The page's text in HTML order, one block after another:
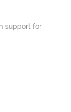
support for